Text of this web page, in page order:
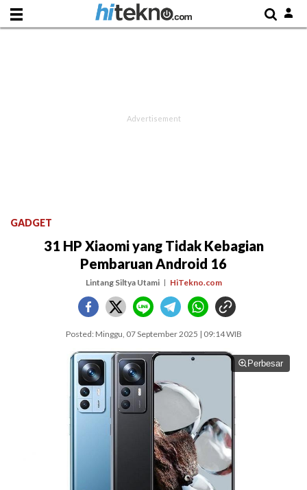
GADGET
31 HP Xiaomi yang Tidak Kebagian
Pembaruan Android 16
Lintang Siltya Utami HiTekno.com
Posted: Minggu, 07 September 2025 | 09:14 WIB
Perbesar